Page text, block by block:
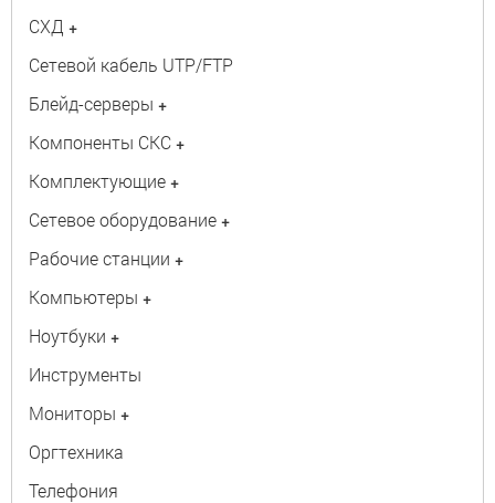
СХД +
Сетевой кабель UTP/FTP
Блейд-серверы +
Компоненты СКС +
Комплектующие +
Сетевое оборудование +
Рабочие станции +
Компьютеры +
Ноутбуки +
Инструменты
Мониторы +
Оргтехника
Телефония